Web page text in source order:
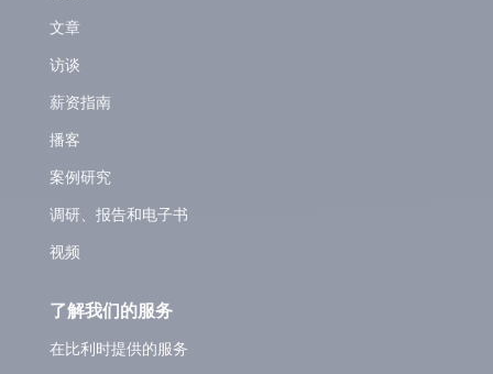
文章
访谈
薪资指南
播客
案例研究
调研、报告和电子书
视频
了解我们的服务
在比利时提供的服务